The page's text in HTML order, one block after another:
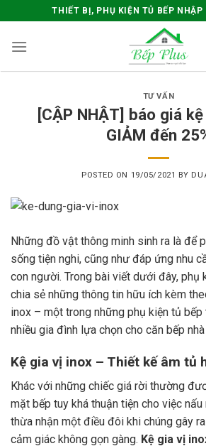
to
content
THIẾT BỊ, PHỤ KIỆN TỦ BẾP NHẬP
TƯ VẤN
[CẬP NHẬT] báo giá
GIẢM đến
POSTED ON 19/05/2021 BY
Những đồ vật thông minh sinh ra là để
sống tiện nghi, cũng như đáp ứng nhu
con người. Trong bài viết dưới đây, phụ
chia sẻ những thông tin hữu ích kèm
inox – một trong những phụ kiện tủ bếp
nhiều gia đình lựa chọn cho căn bếp nhà
Kệ gia vị inox – Thiết kế âm tủ
Khác với những chiếc giá rời thường
mặt bếp tuy khá thuận tiện cho việc
thừa nhận một điều đôi khi chúng gây
cảm giác không gọn gàng. Kệ gia vị